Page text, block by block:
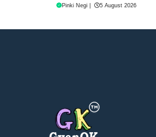
Pinki Negi 5 August 2026